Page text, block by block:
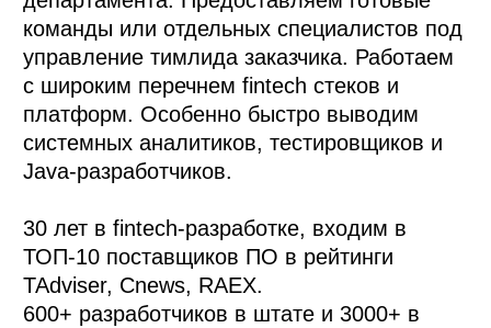
команды или отдельных специалистов под
управление тимлида заказчика. Работаем
с широким перечнем fintech стеков и
платформ. Особенно быстро выводим
системных аналитиков, тестировщиков и
Java-разработчиков.
30 лет в fintech-разработке, входим в
ТОП-10 поставщиков ПО в рейтинги
TAdviser, Cnews, RAEX.
600+ разработчиков в штате и 3000+ в